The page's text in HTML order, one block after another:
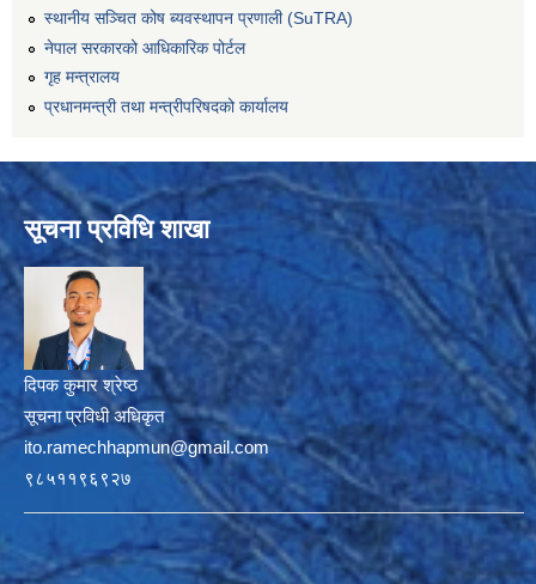
स्थानीय सञ्चित कोष ब्यवस्थापन प्रणाली (SuTRA)
नेपाल सरकारको आधिकारिक पोर्टल
गृह मन्त्रालय
प्रधानमन्त्री तथा मन्त्रीपरिषदको कार्यालय
सूचना प्रविधि शाखा
दिपक कुमार श्रेष्ठ
सूचना प्रविधी अधिकृत
ito.ramechhapmun@gmail.com
९८५११९६९२७